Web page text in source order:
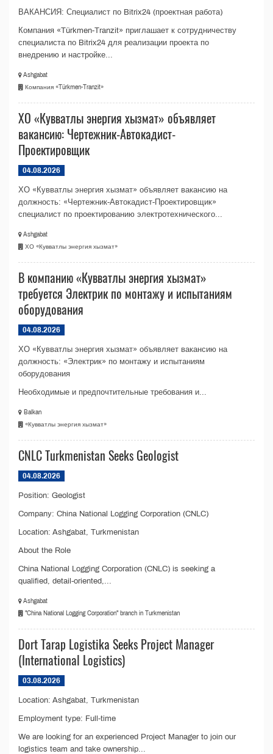
ВАКАНСИЯ: Специалист по Bitrix24 (проектная работа)
Компания «Türkmen-Tranzit» приглашает к сотрудничеству
специалиста по Bitrix24 для реализации проекта по
внедрению и настройке...
Ashgabat
Компания «Türkmen-Tranzit»
ХО «Кувватлы энергия хызмат» объявляет
вакансию: Чертежник-Автокадист-
Проектировщик
04.08.2026
ХО «Кувватлы энергия хызмат» объявляет вакансию на
должность: «Чертежник-Автокадист-Проектировщик»
специалист по проектированию электротехнического...
Ashgabat
ХО «Кувватлы энергия хызмат»
В компанию «Кувватлы энергия хызмат»
требуется Электрик по монтажу и испытаниям
оборудования
04.08.2026
ХО «Кувватлы энергия хызмат» объявляет вакансию на
должность: «Электрик» по монтажу и испытаниям
оборудования
Необходимые и предпочтительные требования и...
Balkan
«Кувватлы энергия хызмат»
CNLC Turkmenistan Seeks Geologist
04.08.2026
Position: Geologist
Company: China National Logging Corporation (CNLC)
Location: Ashgabat, Turkmenistan
About the Role
China National Logging Corporation (CNLC) is seeking a
qualified, detail-oriented,...
Ashgabat
"China National Logging Corporation" branch in Turkmenistan
Dort Tarap Logistika Seeks Project Manager
(International Logistics)
03.08.2026
Location: Ashgabat, Turkmenistan
Employment type: Full-time
We are looking for an experienced Project Manager to join our
logistics team and take ownership...